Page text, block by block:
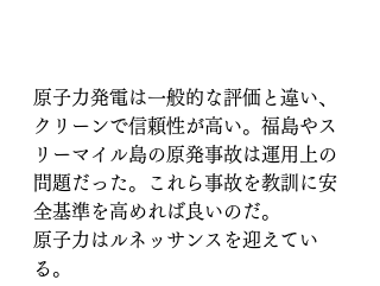
原子力発電は一般的な評価と違い、
クリーンで信頼性が高い。福島やス
リーマイル島の原発事故は運用上の
問題だった。これら事故を教訓に安
全基準を高めれば良いのだ。
原子力はルネッサンスを迎えてい
る。